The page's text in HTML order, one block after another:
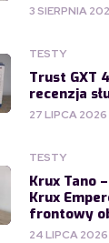
3 SIERPNIA
TESTY
Trust GXT
recenzja
27 LIPCA 2026
TESTY
Krux Tano
Krux
frontowy
24 LIPCA 2026